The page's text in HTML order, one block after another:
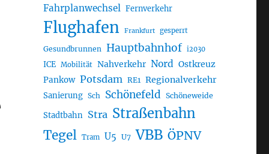
Fahrplanwechsel Fernverkehr
Flughafen Frankfurt gesperrt
Gesundbrunnen Hauptbahnhof i2030
ICE Mobilität Nahverkehr Nord Ostkreuz
Pankow Potsdam RE1 Regionalverkehr
Sanierung Sch Schönefeld Schöneweide
Stadtbahn Stra Straßenbahn
Tegel Tram U5 U7 VBB ÖPNV